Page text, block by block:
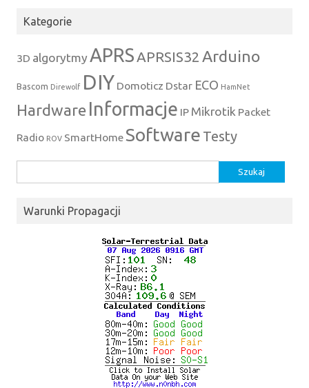
Kategorie
3D algorytmy APRSAPRSIS32 Arduino
Bascom Direwolf DIY Domoticz Dstar ECO HamNet
Hardware Informacje IP Mikrotik Packet
Radio ROV SmartHome Software Testy
Warunki Propagacji